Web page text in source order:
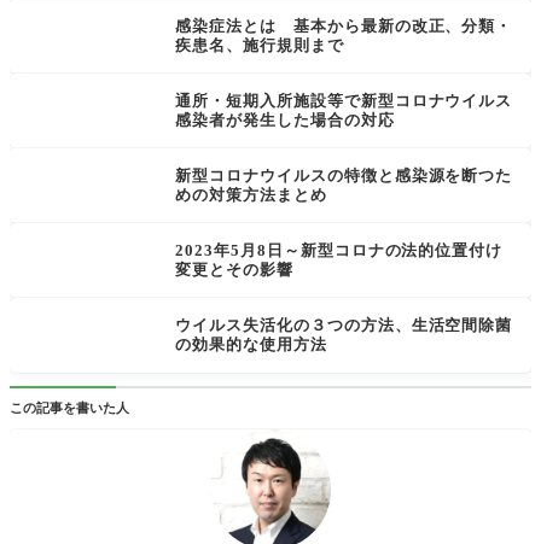
感染症法とは 基本から最新の改正、分類・
疾患名、施行規則まで
通所・短期入所施設等で新型コロナウイルス
感染者が発生した場合の対応
新型コロナウイルスの特徴と感染源を断つた
めの対策方法まとめ
2023年5月8日～新型コロナの法的位置付け
変更とその影響
ウイルス失活化の３つの方法、生活空間除菌
の効果的な使用方法
この記事を書いた人